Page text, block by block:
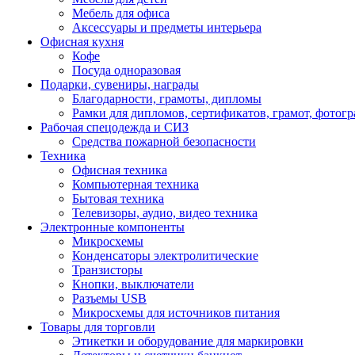
Мебель для офиса
Аксессуары и предметы интерьера
Офисная кухня
Кофе
Посуда одноразовая
Подарки, сувениры, награды
Благодарности, грамоты, дипломы
Рамки для дипломов, сертификатов, грамот,
Рабочая спецодежда и СИЗ
Средства пожарной безопасности
Техника
Офисная техника
Компьютерная техника
Бытовая техника
Телевизоры, аудио, видео техника
Электронные компоненты
Микросхемы
Конденсаторы электролитические
Транзисторы
Кнопки, выключатели
Разъемы USB
Микросхемы для источников питания
Товары для торговли
Этикетки и оборудование для маркировки